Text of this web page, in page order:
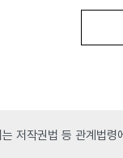
저작권법 등 관계법